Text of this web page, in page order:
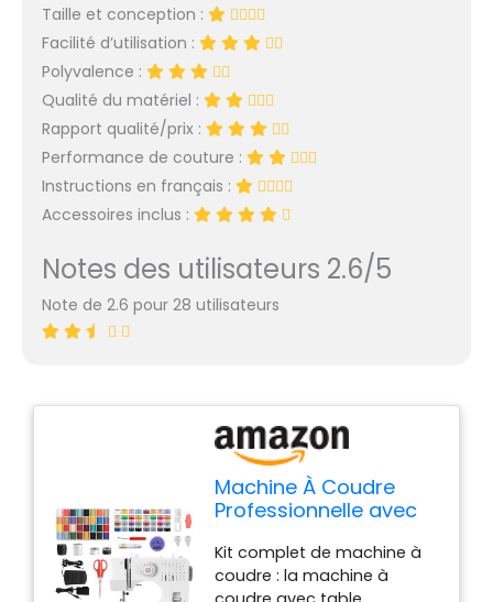
Taille et conception :
Facilité d’utilisation :
Polyvalence :
Qualité du matériel :
Rapport qualité/prix :
Performance de couture :
Instructions en français :
Accessoires inclus :
Notes des utilisateurs 2.6/5
Note de 2.6 pour 28 utilisateurs
Machine À Coudre
Professionnelle avec
Coudre Table
Kit complet de machine à
coudre : la machine à